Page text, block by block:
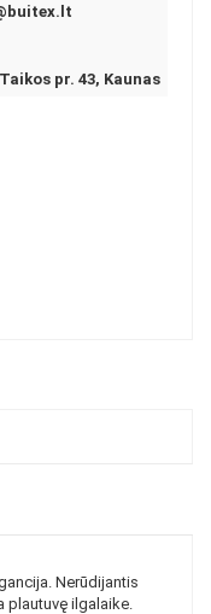
pr. 43, Kaunas
Nerūdijantis
plautuvę ilgalaike.